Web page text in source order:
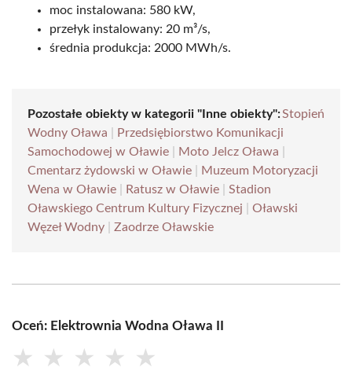
moc instalowana: 580 kW,
przełyk instalowany: 20 m³/s,
średnia produkcja: 2000 MWh/s.
Pozostałe obiekty w kategorii "Inne obiekty":Stopień
Wodny Oława
Przedsiębiorstwo Komunikacji
Samochodowej w Oławie
Moto Jelcz Oława
Cmentarz żydowski w Oławie
Muzeum Motoryzacji
Wena w Oławie
Ratusz w Oławie
Stadion
Oławskiego Centrum Kultury Fizycznej
Oławski
Węzeł Wodny
Zaodrze Oławskie
Oceń: Elektrownia Wodna Oława II
★ ★ ★ ★ ★